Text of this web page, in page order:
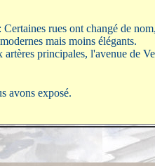
rues ont changé de
mais moins élégants.
artères principales, l'avenue de
avons exposé.